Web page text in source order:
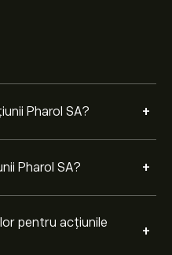
Pharol SA? +
Pharol SA? +
pentru acțiunile
+